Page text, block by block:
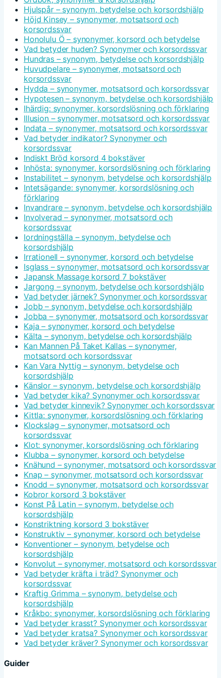
Hjulspår – synonym, betydelse och korsordshjälp
Höjd Kinsey – synonymer, motsatsord och
korsordssvar
Honolulu Ö – synonymer, korsord och betydelse
Vad betyder huden? Synonymer och korsordssvar
Hundras – synonym, betydelse och korsordshjälp
Huvudpelare – synonymer, motsatsord och
korsordssvar
Hydda – synonymer, motsatsord och korsordssvar
Hypotesen – synonym, betydelse och korsordshjälp
Ihärdig: synonymer, korsordslösning och förklaring
Illusion – synonymer, motsatsord och korsordssvar
Indata – synonymer, motsatsord och korsordssvar
Vad betyder indikator? Synonymer och
korsordssvar
Indiskt Bröd korsord 4 bokstäver
Inhösta: synonymer, korsordslösning och förklaring
Instabilitet – synonym, betydelse och korsordshjälp
Intetsägande: synonymer, korsordslösning och
förklaring
Invandrare – synonym, betydelse och korsordshjälp
Involverad – synonymer, motsatsord och
korsordssvar
Iordningställa – synonym, betydelse och
korsordshjälp
Irrationell – synonymer, korsord och betydelse
Isglass – synonymer, motsatsord och korsordssvar
Japansk Massage korsord 7 bokstäver
Jargong – synonym, betydelse och korsordshjälp
Vad betyder järnek? Synonymer och korsordssvar
Jobb – synonym, betydelse och korsordshjälp
Jobba – synonymer, motsatsord och korsordssvar
Kaja – synonymer, korsord och betydelse
Kälta – synonym, betydelse och korsordshjälp
Kan Mannen På Taket Kallas – synonymer,
motsatsord och korsordssvar
Kan Vara Nyttig – synonym, betydelse och
korsordshjälp
Känslor – synonym, betydelse och korsordshjälp
Vad betyder kika? Synonymer och korsordssvar
Vad betyder kinnevik? Synonymer och korsordssvar
Kittla: synonymer, korsordslösning och förklaring
Klockslag – synonymer, motsatsord och
korsordssvar
Klot: synonymer, korsordslösning och förklaring
Klubba – synonymer, korsord och betydelse
Knähund – synonymer, motsatsord och korsordssvar
Knap – synonymer, motsatsord och korsordssvar
Knodd – synonymer, motsatsord och korsordssvar
Kobror korsord 3 bokstäver
Konst På Latin – synonym, betydelse och
korsordshjälp
Konstriktning korsord 3 bokstäver
Konstruktiv – synonymer, korsord och betydelse
Konventioner – synonym, betydelse och
korsordshjälp
Konvolut – synonymer, motsatsord och korsordssvar
Vad betyder kräfta i träd? Synonymer och
korsordssvar
Kraftig Grimma – synonym, betydelse och
korsordshjälp
Kråkbo: synonymer, korsordslösning och förklaring
Vad betyder krasst? Synonymer och korsordssvar
Vad betyder kratsa? Synonymer och korsordssvar
Vad betyder kräver? Synonymer och korsordssvar
Guider